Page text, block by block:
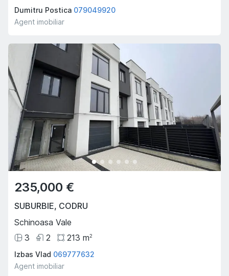
Dumitru Postica 079049920
Agent imobiliar
235,000 €
SUBURBIE, CODRU
Schinoasa Vale
3
2 213 m2
Izbas Vlad 069777632
Agent imobiliar